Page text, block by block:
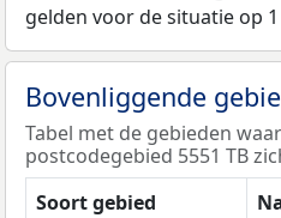
gelden voor de situatie op
Bovenliggende
Tabel met de gebieden
postcodegebied 5551 TB
Soort gebied